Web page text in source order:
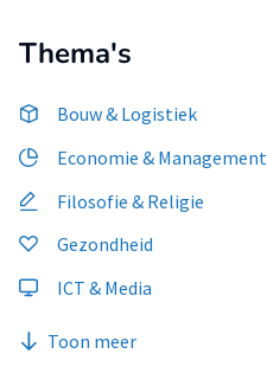
Thema's
Bouw & Logistiek
Economie & Management
Filosofie & Religie
Gezondheid
ICT & Media
Toon meer